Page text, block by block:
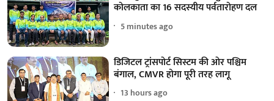
कोलकाता का 16 सदस्यीय पर्वतारोहण दल
5 minutes ago
डिजिटल ट्रांसपोर्ट सिस्टम की ओर पश्चिम
बंगाल, CMVR होगा पूरी तरह लागू
13 hours ago